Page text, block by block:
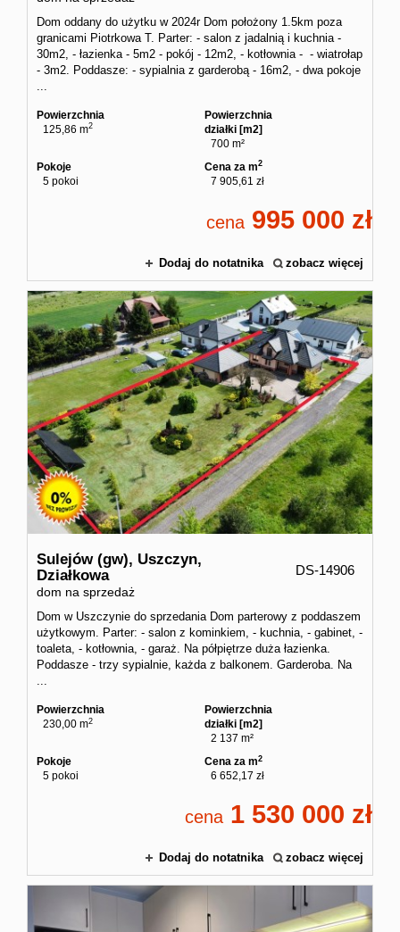
Dom oddany do użytku w 2024r Dom położony 1.5km poza
granicami Piotrkowa T. Parter: - salon z jadalnią i kuchnia -
30m2, - łazienka - 5m2 - pokój - 12m2, - kotłownia - - wiatrołap
- 3m2. Poddasze: - sypialnia z garderobą - 16m2, - dwa pokoje
Powierzchnia
125,86 m2
Powierzchnia
działki [m2]
700 m²
Pokoje
5 pokoi
Cena za m2
7 905,61 zł
cena 995 000
Dodaj do notatnika zobacz więcej
Sulejów (gw), Uszczyn,
Działkowa
dom na sprzedaż
DS-14906
Dom w Uszczynie do sprzedania Dom parterowy z poddaszem
użytkowym. Parter: - salon z kominkiem, - kuchnia, - gabinet, -
toaleta, - kotłownia, - garaż. Na półpiętrze duża łazienka.
Poddasze - trzy sypialnie, każda z balkonem. Garderoba. Na
...
Powierzchnia
230,00 m2
Powierzchnia
działki [m2]
2 137 m²
Pokoje
5 pokoi
Cena za m2
6 652,17 zł
cena 1 530 000
Dodaj do notatnika zobacz więcej